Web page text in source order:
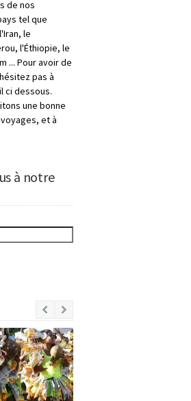
de nos
tel que
le
l'Éthiopie, le
... Pour avoir de
pas à
ci dessous.
une bonne
et à
à notre
Next